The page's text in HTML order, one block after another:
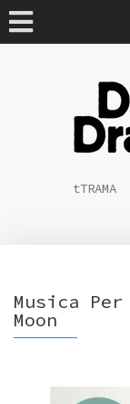
tTRAMA
Musica Per
Moon